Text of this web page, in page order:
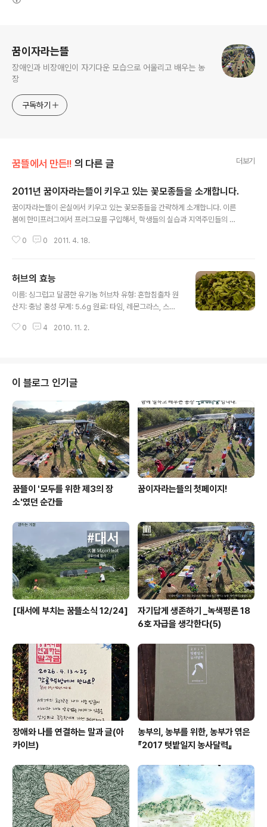
꿈이자라는뜰
장애인과 비장애인이 자기다운 모습으로 어울리고 배우는 농
장
구독하기
꿈뜰에서 만든!! 의 다른 글 더보기
2011년 꿈이자라는뜰이 키우고 있는 꽃모종들을 소개합니다.
꿈이자라는뜰이 온실에서 키우고 있는 꽃모종들을 간략하게 소개합니다. 이른
봄에 한미프러그에서 프러그묘를 구입해서, 학생들의 실습과 지역주민들의 도
금잔화, 메리골드, 사루비아, 페튜니아, 한련화 이렇게 다섯가지 꽃을 키우고 있
폭(꽃의 크기)를 살피셔서 화단에 옮겨심어 주시면 됩니다. ● 금잔화 젠 골드 C
alendula Gen Gold 화경이 7~8cm 내외로 세력이 좋은 겹꽃 품종이다. 화
단 식재용으로 우수하다. - 재배적온: 10~15도 / 초장: 20~30cm / 초폭: 1..
0 0 2011. 4. 18.
허브의 효능
이름: 싱그럽고 달콤한 유기농 허브차 유형: 혼합침출차 원
산지: 충남 홍성 무게: 5.6g 원료: 타임, 레몬그라스, 스테
는뜰 www.greencarefarm.org * 허브차 서너잎을 섭
티를 즐기실 수 있습니다. * 허브차는 어둡고 습기가 적은
시원한 곳에 보관하면 좋습니다. ● 허브의 효능 * 타임(G
arden Thyme / Thymus vulgaris) 지방기가 있는 식
품의 소화를 도와주고 상쾌한 향과 약간의 쓴 맛이 있습니
다. 음식물 흡수에 도움을 주고 호흡기 개선에 ..
0 4 2010. 11. 2.
이 블로그 인기글
꿈뜰이 '모두를 위한 제3의 장
소'였던 순간들
꿈이자라는뜰의 첫페이지!
[대서에 부치는 꿈뜰소식 12/24]
자기답게 생존하기 _녹색평론 18
6호 자급을 생각한다(5)
장애와 나를 연결하는 말과 글(아
카이브)
농부의, 농부를 위한, 농부가 엮은
『2017 텃밭일지 농사달력』